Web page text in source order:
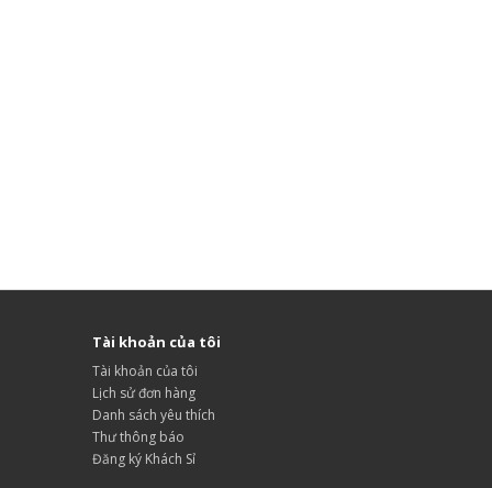
Tài khoản của tôi
Tài khoản của tôi
Lịch sử đơn hàng
Danh sách yêu thích
Thư thông báo
Đăng ký Khách Sỉ